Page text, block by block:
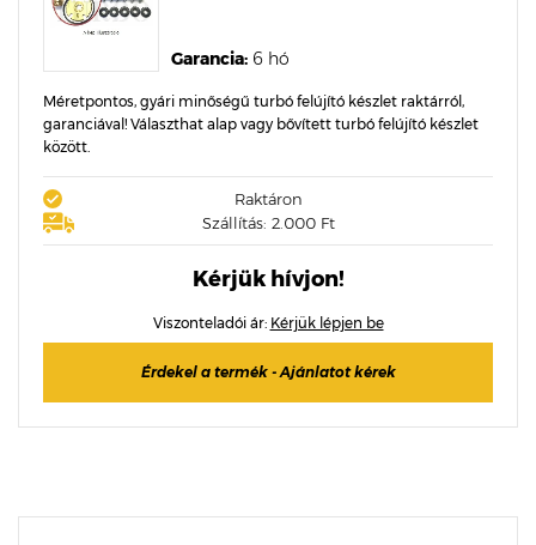
Garancia: 6 hó
Méretpontos, gyári minőségű turbó felújító készlet raktárról,
garanciával! Választhat alap vagy bővített turbó felújító készlet
között.
Raktáron
Szállítás: 2.000 Ft
Kérjük hívjon!
Viszonteladói ár: Kérjük lépjen be
Érdekel a termék - Ajánlatot kérek